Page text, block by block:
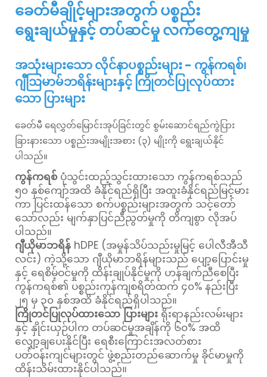
ခေတ်မီချိုင့်များအတွက် ပစ္စည်း
ရွေးချယ်မှုနှင့် တပ်ဆင်မှု လက်တွေ့ကျမှု
အသုံးများသော လိုင်နာပစ္စည်းများ - ကွန်ကရစ်၊
ဂျီဩမာမ်ဘရိန်းများနှင့် ကြိုတင်ပြုလုပ်ထား
သော ပြားများ
ခေတ်မီ ရေလွှတ်မြောင်းအုပ်ခြင်းတွင် စွမ်းဆောင်ရည်ကွဲပြား
ခြားနားသော ပစ္စည်းအမျိုးအစား (၃) မျိုးကို ရွေးချယ်နိုင်
ပါသည်။
ကွန်ကရစ် ပုံသွင်းထည့်သွင်းထားသော ကွန်ကရစ်သည်
၅၀ နှစ်ကျော်အထိ ခံနိုင်ရည်ရှိပြီး အထူးခံနိုင်ရည်မြင့်မား
ကာ ပြင်းထန်သော စက်ပစ္စည်းများအတွက် သင့်တော်
သော်လည်း မျက်နှာပြင်ညီညွတ်မှုကို တိကျစွာ လိုအပ်
ပါသည်။
ဂျီယိုမာဘရိန် hDPE (အမှုန်သိပ်သည်းမှုမြင့် ပေါလီအီသီ
လင်း) ကဲ့သို့သော ဂျီယိုမာဘရိန်များသည် ပျော့ပြောင်းမှု
နှင့် ရေစိမ့်ဝင်မှုကို ထိန်းချုပ်နိုင်မှုကို ဟန်ချက်ညီစေပြီး
ကွန်ကရစ်၏ ပစ္စည်းကုန်ကျစရိတ်ထက် ၄၀% နည်းပြီး
၂၅ မှ ၃၀ နှစ်အထိ ခံနိုင်ရည်ရှိပါသည်။
ကြိုတင်ပြုလုပ်ထားသော ပြားများ ရိုးရာနည်းလမ်းများ
နှင့် နှိုင်းယှဉ်ပါက တပ်ဆင်မှုအချိန်ကို ၆၀% အထိ
လျှော့ချပေးနိုင်ပြီး ရေစီးကြောင်းအလတ်စား
ပတ်ဝန်းကျင်များတွင် ဖွဲ့စည်းတည်ဆောက်မှု ခိုင်မာမှုကို
ထိန်းသိမ်းထားနိုင်ပါသည်။